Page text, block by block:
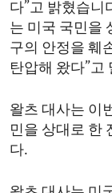
다”고 밝혔습니
는 미국 국민을
구의 안정을 훼
탄압해 왔다”고
왈츠 대사는 이
민을 상대로 한
다.